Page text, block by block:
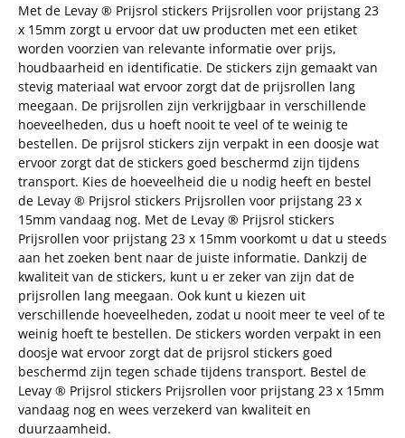
Met de Levay ® Prijsrol stickers Prijsrollen voor prijstang 23
x 15mm zorgt u ervoor dat uw producten met een etiket
worden voorzien van relevante informatie over prijs,
houdbaarheid en identificatie. De stickers zijn gemaakt van
stevig materiaal wat ervoor zorgt dat de prijsrollen lang
meegaan. De prijsrollen zijn verkrijgbaar in verschillende
hoeveelheden, dus u hoeft nooit te veel of te weinig te
bestellen. De prijsrol stickers zijn verpakt in een doosje wat
ervoor zorgt dat de stickers goed beschermd zijn tijdens
transport. Kies de hoeveelheid die u nodig heeft en bestel
de Levay ® Prijsrol stickers Prijsrollen voor prijstang 23 x
15mm vandaag nog. Met de Levay ® Prijsrol stickers
Prijsrollen voor prijstang 23 x 15mm voorkomt u dat u steeds
aan het zoeken bent naar de juiste informatie. Dankzij de
kwaliteit van de stickers, kunt u er zeker van zijn dat de
prijsrollen lang meegaan. Ook kunt u kiezen uit
verschillende hoeveelheden, zodat u nooit meer te veel of te
weinig hoeft te bestellen. De stickers worden verpakt in een
doosje wat ervoor zorgt dat de prijsrol stickers goed
beschermd zijn tegen schade tijdens transport. Bestel de
Levay ® Prijsrol stickers Prijsrollen voor prijstang 23 x 15mm
vandaag nog en wees verzekerd van kwaliteit en
duurzaamheid.